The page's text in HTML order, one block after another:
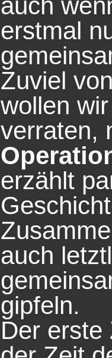
auch
erstmal
Zuviel
wollen
verraten,
erzählt
auch
gipfeln.
Der erste